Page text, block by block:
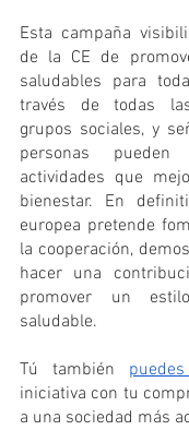
Esta campaña
de la CE de
saludables para
través de todas
grupos sociales, y
personas pueden
actividades que
bienestar. En
europea pretende
la cooperación,
hacer una
promover un
saludable.
Tú también
iniciativa con tu
a una sociedad más